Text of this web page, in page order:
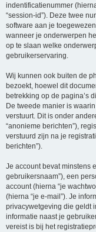
indentificatienummer
“session-id”). Deze twee
software aan je
wanneer je onderwerpen
op te slaan welke
gebruikerservaring.
Wij kunnen ook buiten de
bezoekt, hoewel dit
betrekking op de pagina’s
De tweede manier is
verstuurt. Dit is onder
“anonieme berichten”),
verstuurd zijn na je
berichten”).
Je account bevat minstens
gebruikersnaam”), een
account (hierna “je
(hierna “je e-mail”). Je
privacywetgeving die geldt
informatie naast je
vereist is bij het